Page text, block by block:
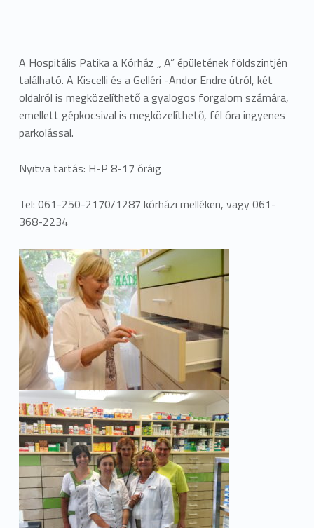
A Hospitális Patika a Kórház „ A” épületének földszintjén
található. A Kiscelli és a Gelléri -Andor Endre útról, két
oldalról is megközelíthető a gyalogos forgalom számára,
emellett gépkocsival is megközelíthető, fél óra ingyenes
parkolással.
Nyitva tartás: H-P 8-17 óráig
Tel: 061-250-2170/1287 kórházi melléken, vagy 061-
368-2234